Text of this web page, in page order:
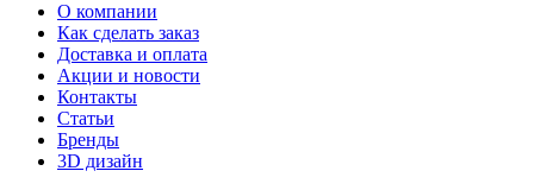
О компании
Как сделать заказ
Доставка и оплата
Акции и новости
Контакты
Статьи
Бренды
3D дизайн